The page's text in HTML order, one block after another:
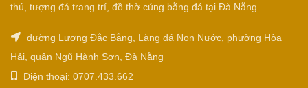
thú, tượng đá trang trí, đồ thờ cúng bằng đá tại Đà Nẵng
đường Lương Đắc Bằng, Làng đá Non Nước, phường Hòa
Hải, quận Ngũ Hành Sơn, Đà Nẵng
Điện thoại: 0707.433.662